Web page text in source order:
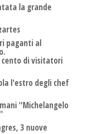
la grande
paganti al
cento di visitatori
l'estro degli chef
''Michelangelo
3 nuove